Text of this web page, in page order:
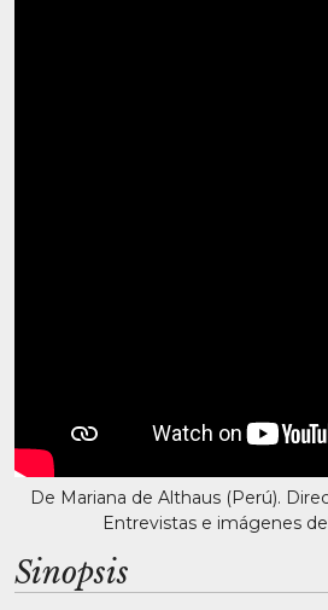
De Mariana de Althaus (Perú).
Entrevistas e imágenes
Sinopsis